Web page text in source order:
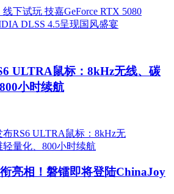
ULTRA鼠标：8kHz无线、碳
小时续航
亮相！磐镭即将登陆ChinaJoy